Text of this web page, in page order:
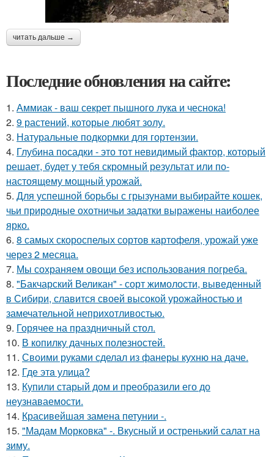
читать дальше →
Последние обновления на сайте:
1. Аммиак - ваш секрет пышного лука и чеснока!
2. 9 растений, которые любят золу.
3. Натуральные подкормки для гортензии.
4. Глубина посадки - это тот невидимый фактор, который
решает, будет у тебя скромный результат или по-
настоящему мощный урожай.
5. Для успешной борьбы с грызунами выбирайте кошек,
чьи природные охотничьи задатки выражены наиболее
ярко.
6. 8 самых скороспелых сортов картофеля, урожай уже
через 2 месяца.
7. Мы сохраняем овощи без использования погреба.
8. "Бакчарский Великан" - сорт жимолости, выведенный
в Сибири, славится своей высокой урожайностью и
замечательной неприхотливостью.
9. Горячее на праздничный стол.
10. В копилку дачных полезностей.
11. Своими руками сделал из фанеры кухню на даче.
12. Где этa улица?
13. Купили старый дом и преобразили его до
неузнаваемости.
14. Красивейшая замена петунии -.
15. "Мадам Морковка" -. Вкусный и остренький салат на
зиму.